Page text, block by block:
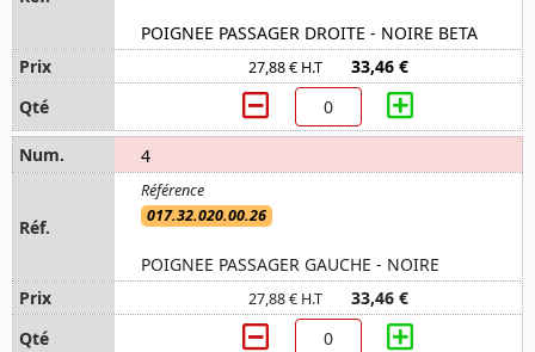
POIGNEE PASSAGER DROITE - NOIRE BETA
27,88 € H.T 33,46 €
4
017.32.020.00.26
POIGNEE PASSAGER GAUCHE - NOIRE
27,88 € H.T 33,46 €